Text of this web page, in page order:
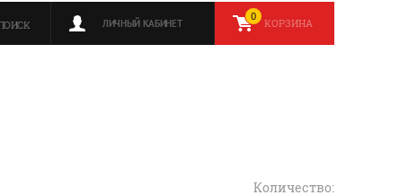
КОРЗИНА
0
ЛИЧНЫЙ КАБИНЕТ
Количество: